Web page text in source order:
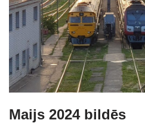
Maijs 2024 bildēs